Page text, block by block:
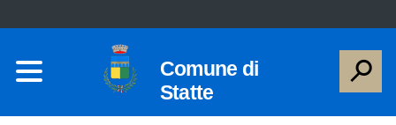
Comune di
Statte